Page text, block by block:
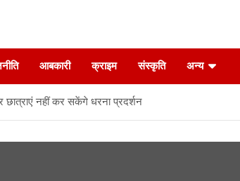
आबकारी क्राइम संस्कृति अन्य
नहीं कर सकेंगे धरना प्रदर्शन